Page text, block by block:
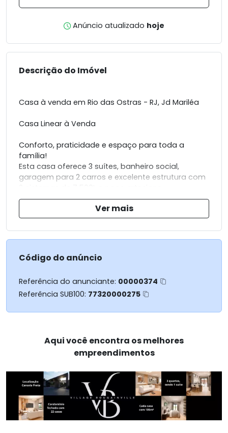
Anúncio atualizado hoje
Descrição do Imóvel
Casa à venda em Rio das Ostras - RJ, Jd Mariléa
Casa Linear à Venda
Conforto, praticidade e espaço para toda a
família!
Esta casa oferece 3 suítes, banheiro social,
garagem para 2 carros e excelente estrutura com
São 158m² de área construída, projetados para
garantir bem-estar e funcionalidade no dia a dia.
Perfeita para quem busca qualidade e
independência hídrica!
Ver mais
Código do anúncio
Referência do anunciante: 00000374
Referência SUB100: 77320000275
Aqui você encontra os melhores
empreendimentos